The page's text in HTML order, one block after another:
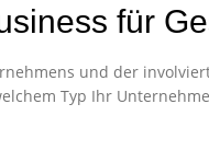
für
und der
Typ Ihr